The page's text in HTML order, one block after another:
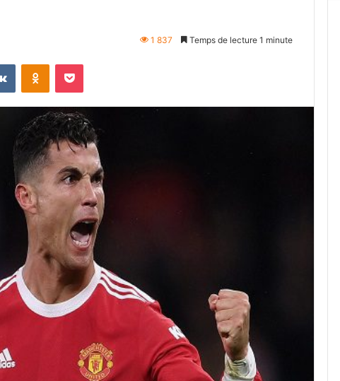
1 837 Temps de lecture 1 minute
VKontakteOdnoklassniki
Pocket